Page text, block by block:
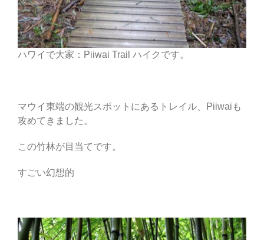
ハワイで大家：Piiwai Trail ハイクです。
マウイ東端の観光スポットにあるトレイル、Piiwaiも
攻めてきました。
この竹林が目当てです。
すごい幻想的